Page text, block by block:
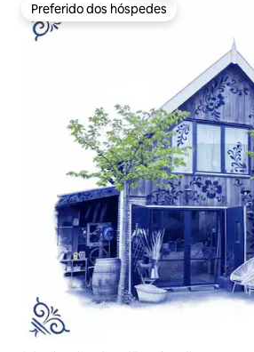
Preferido dos hóspedes
Preferido dos hóspedes